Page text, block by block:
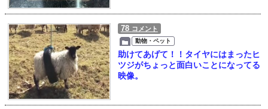
78 コメント
動物・ペット
助けてあげて！！タイヤにはまったヒ
ツジがちょっと面白いことになってる
映像。